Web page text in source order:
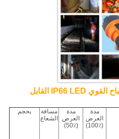
هل هناك أنواع أخرى لهذا المصباح القوي IP66 LED القابل
مدة
العرض
(100٪)
مدة
العرض
(50٪)
مسافة
الشعاع
بحجم